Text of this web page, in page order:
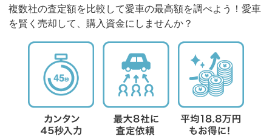
複数社の査定額を比較して愛車の最高額を調べよう！愛車
を賢く売却して、購入資金にしませんか？